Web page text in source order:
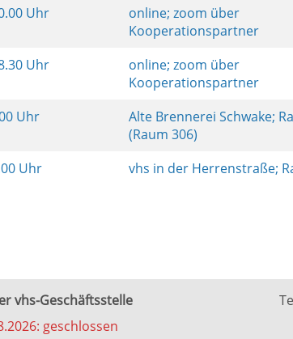
Uhr
online; zoom über
Kooperationspartner
Uhr
online; zoom über
Kooperationspartner
Uhr
Alte Brennerei Schwake;
(Raum 306)
Uhr vhs in der Herrenstraße;
vhs-Geschäftsstelle
geschlossen